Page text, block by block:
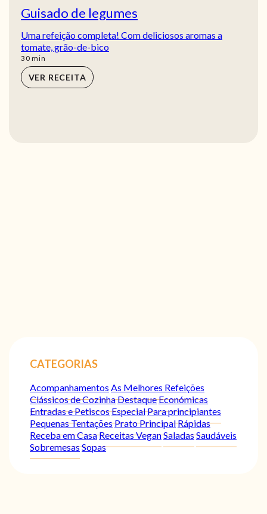
Guisado de legumes
Uma refeição completa! Com deliciosos aromas a
tomate, grão-de-bico
30min
min
VER RECEITA
CATEGORIAS
Acompanhamentos As Melhores Refeições
Clássicos de CozinhaDestaqueEconómicas
Entradas e PetiscosEspecialPara principiantes
Pequenas TentaçõesPrato PrincipalRápidas
Receba em CasaReceitas VeganSaladasSaudáveis
SobremesasSopas